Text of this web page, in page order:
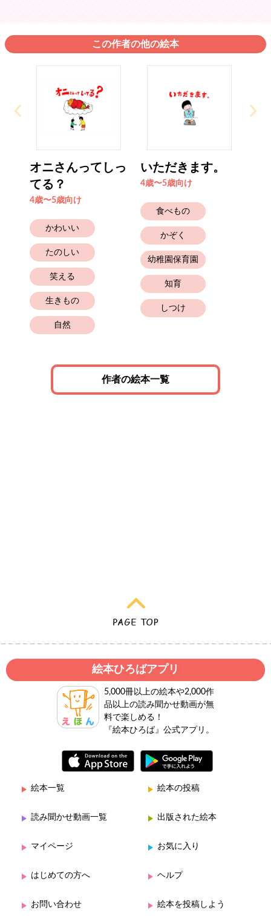
この作者の他の絵本
オニさんってしっ
てる？
4歳〜5歳向け
かわいい
たのしい
笑える
生きもの
自然
いただきます。
4歳〜5歳向け
食べもの
かぞく
幼稚園保育園
知育
しつけ
作者の絵本一覧
絵本ひろばアプリ
5,000冊以上の絵本や2,000作
品以上の読み聞かせ動画が無
料で楽しめる！
『絵本ひろば』公式アプリ。
絵本一覧 絵本の投稿
読み聞かせ動画一覧 出版された絵本
マイページ お気に入り
はじめての方へ ヘルプ
お問い合わせ 絵本を投稿しよう